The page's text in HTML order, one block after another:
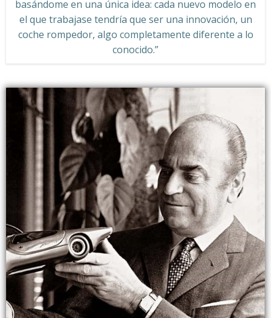
basándome en una única idea: cada nuevo modelo en
el que trabajase tendría que ser una innovación, un
coche rompedor, algo completamente diferente a lo
conocido.”